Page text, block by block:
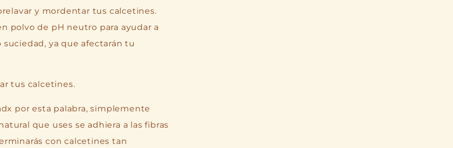
y mordentar tus calcetines.
polvo de pH neutro para ayudar a
ya que afectarán tu
tus calcetines.
por esta palabra, simplemente
que uses se adhiera a las fibras
con calcetines tan